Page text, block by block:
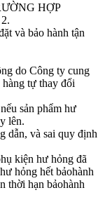
HỢP
và bảo hành tận
do Công ty cung
hàng tự thay đổi
sản phẩm hư
lên.
dẫn, và sai quy định
kiện hư hỏng đã
hỏng hết bảohành
thời hạn bảohành